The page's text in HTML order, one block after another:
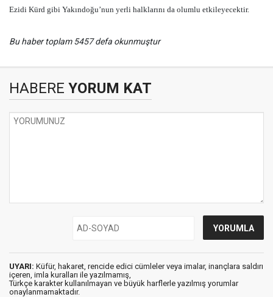
Ezidi Kürd gibi Yakındoğu’nun yerli halklarını da olumlu etkileyecektir.
Bu haber toplam 5457 defa okunmuştur
HABERE YORUM KAT
UYARI: Küfür, hakaret, rencide edici cümleler veya imalar, inançlara saldırı
içeren, imla kuralları ile yazılmamış,
Türkçe karakter kullanılmayan ve büyük harflerle yazılmış yorumlar
onaylanmamaktadır.